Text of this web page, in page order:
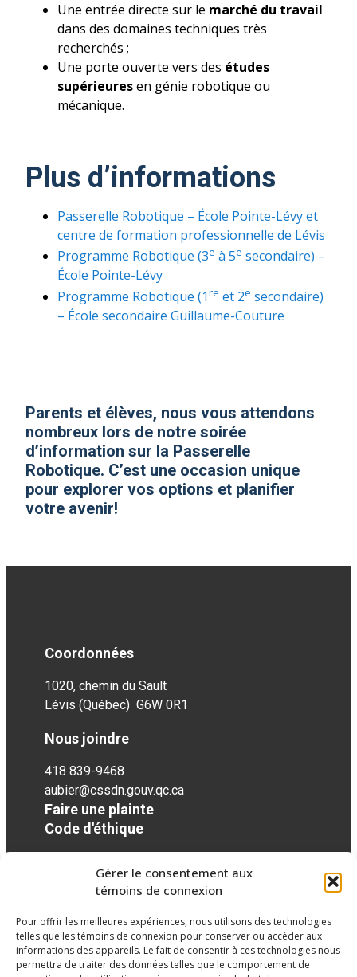
Gérer le consentement aux
témoins de connexion
Pour offrir les meilleures expériences, nous utilisons des technologies
telles que les témoins de connexion pour conserver ou accéder aux
informations des appareils. Le fait de consentir à ces technologies nous
permettra de traiter des données telles que le comportement de
Une entrée directe sur le marché du travail
dans des domaines techniques très
recherchés ;
Une porte ouverte vers des études
supérieuresen génie robotique ou
mécanique.
Plus d’informations
Passerelle Robotique – École Pointe-Lévy et
centre de formation professionnelle de Lévis
Programme Robotique (3e à 5e secondaire) –
École Pointe-Lévy
Programme Robotique (1re et 2e secondaire)
– École secondaire Guillaume-Couture
Parents et élèves, nous vous attendons
nombreux lors de notre soirée
d’information sur la Passerelle
Robotique. C’est une occasion unique
pour explorer vos options et planifier
votre avenir!
Coordonnées
1020, chemin du Sault
Lévis (Québec) G6W 0R1
Nous joindre
418 839-9468
aubier@cssdn.gouv.qc.ca
Faire une plainte
Code d'éthique
Réseaux sociaux
facebook
twittergoogleplusgoogleplusgoogleplus